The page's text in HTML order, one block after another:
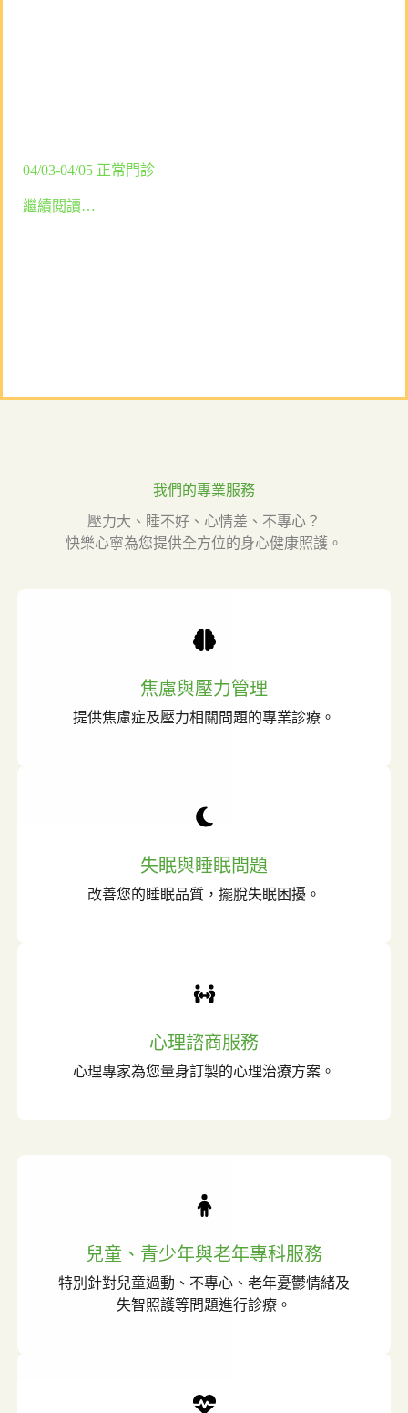
04/03-04/05 正常門診
繼續閱讀…
我們的專業服務
壓力大、睡不好、心情差、不專心？
快樂心寧為您提供全方位的身心健康照護。
焦慮與壓力管理
提供焦慮症及壓力相關問題的專業診療。
失眠與睡眠問題
改善您的睡眠品質，擺脫失眠困擾。
心理諮商服務
心理專家為您量身訂製的心理治療方案。
兒童、青少年與老年專科服務
特別針對兒童過動、不專心、老年憂鬱情緒及
失智照護等問題進行診療。